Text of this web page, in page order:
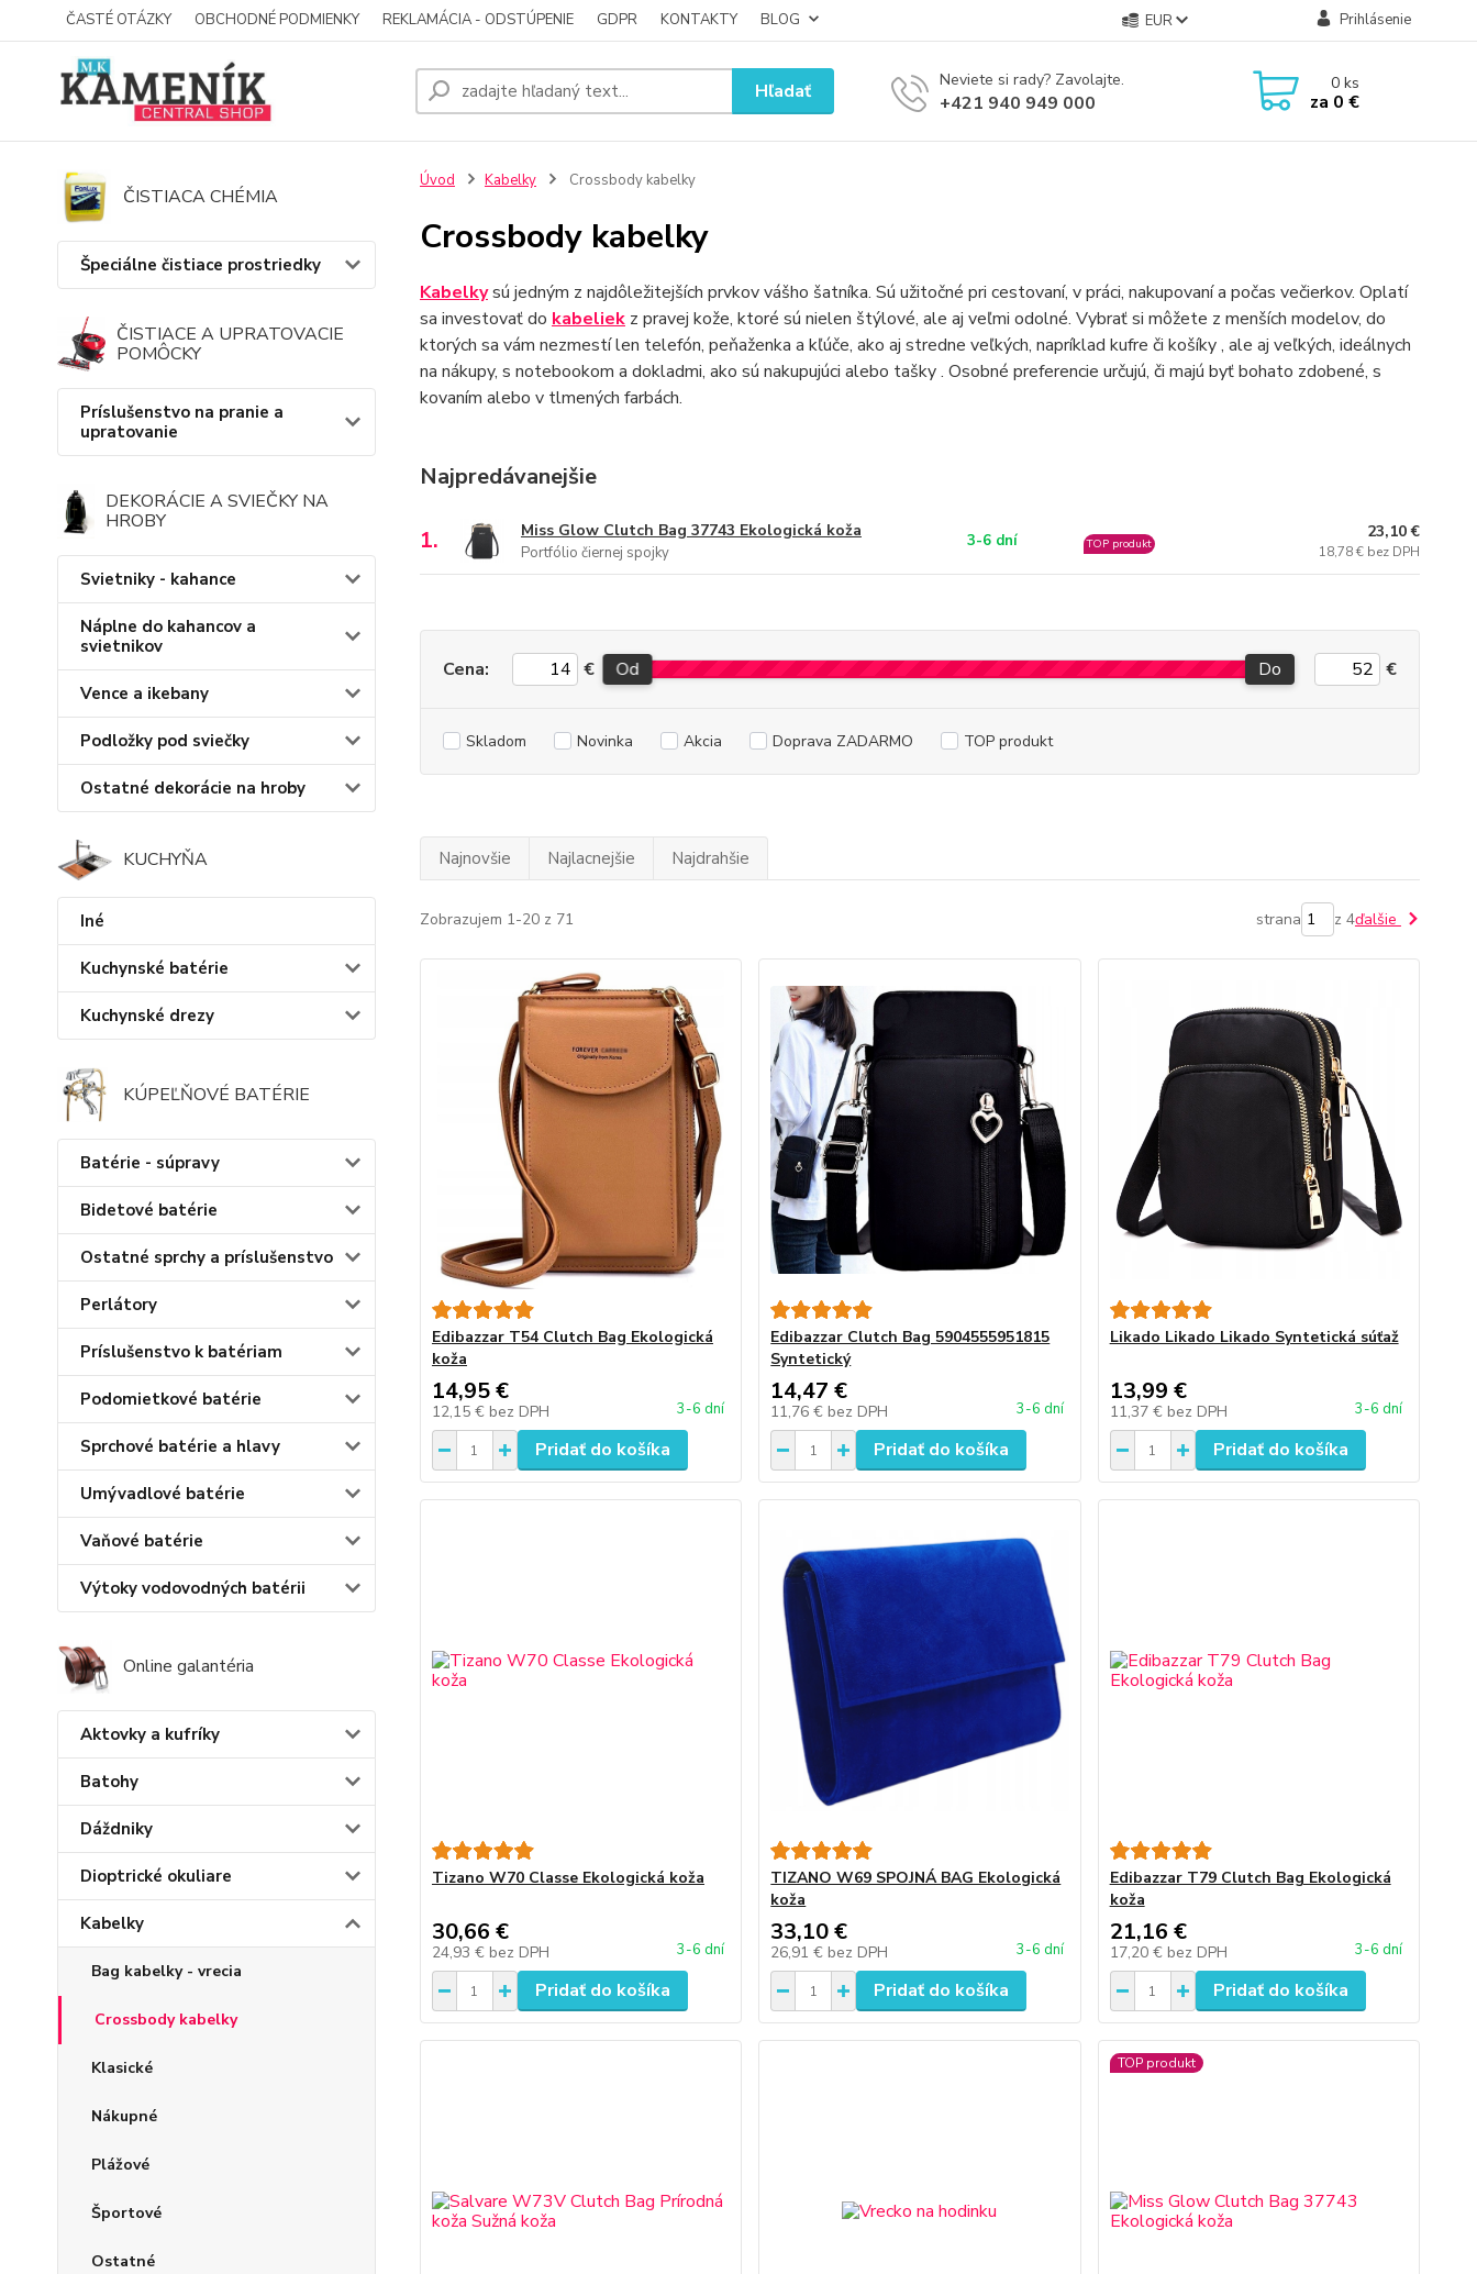
ČASTÉ OTÁZKY OBCHODNÉ PODMIENKY REKLAMÁCIA - ODSTÚPENIE GDPR KONTAKTY BLOG EUR Prihlásenie
Hľadať Neviete si rady? Zavolajte.
+421 940 949 000
0ks
za 0 €
ČISTIACA CHÉMIA
Špeciálne čistiace prostriedky
ČISTIACE A UPRATOVACIE
POMÔCKY
Príslušenstvo na pranie a
upratovanie
DEKORÁCIE A SVIEČKY NA
HROBY
Svietniky - kahance
Náplne do kahancov a
svietnikov
Vence a ikebany
Podložky pod sviečky
Ostatné dekorácie na hroby
KUCHYŇA
Iné
Kuchynské batérie
Kuchynské drezy
KÚPEĽŇOVÉ BATÉRIE
Batérie - súpravy
Bidetové batérie
Ostatné sprchy a príslušenstvo
Perlátory
Príslušenstvo k batériam
Podomietkové batérie
Sprchové batérie a hlavy
Umývadlové batérie
Vaňové batérie
Výtoky vodovodných batérii
Online galantéria
Aktovky a kufríky
Batohy
Dáždniky
Dioptrické okuliare
Kabelky
Bag kabelky - vrecia
Crossbody kabelky
Klasické
Nákupné
Plážové
Športové
Ostatné
Úvod Kabelky Crossbody kabelky
Crossbody kabelky
Kabelkysú jedným z najdôležitejších prvkov vášho šatníka. Sú užitočné pri cestovaní, v práci, nakupovaní a počas večierkov. Oplatí
sa investovať do kabeliekz pravej kože, ktoré sú nielen štýlové, ale aj veľmi odolné. Vybrať si môžete z menších modelov, do
ktorých sa vám nezmestí len telefón, peňaženka a kľúče, ako aj stredne veľkých, napríklad kufre či košíky , ale aj veľkých, ideálnych
na nákupy, s notebookom a dokladmi, ako sú nakupujúci alebo tašky . Osobné preferencie určujú, či majú byť bohato zdobené, s
kovaním alebo v tlmených farbách.
Najpredávanejšie
1. Miss Glow Clutch Bag 37743 Ekologická koža
Portfólio čiernej spojky
3-6 dní TOP produkt
23,10 €
18,78 € bez DPH
Cena: € Od Do €
Skladom Novinka Akcia Doprava ZADARMO TOP produkt
Najnovšie Najlacnejšie Najdrahšie
Zobrazujem 1-20 z 71 strana z 4ďalšie
Edibazzar T54 Clutch Bag Ekologická
koža
14,95 €
12,15 € bez DPH 3-6 dní
Pridať do košíka
Edibazzar Clutch Bag 5904555951815
Syntetický
14,47 €
11,76 € bez DPH 3-6 dní
Pridať do košíka
Likado Likado Likado Syntetická súťaž
13,99 €
11,37 € bez DPH 3-6 dní
Pridať do košíka
Tizano W70 Classe Ekologická koža
30,66 €
24,93 € bez DPH 3-6 dní
Pridať do košíka
TIZANO W69 SPOJNÁ BAG Ekologická
koža
33,10 €
26,91 € bez DPH 3-6 dní
Pridať do košíka
Edibazzar T79 Clutch Bag Ekologická
koža
21,16 €
17,20 € bez DPH 3-6 dní
Pridať do košíka
TOP produkt